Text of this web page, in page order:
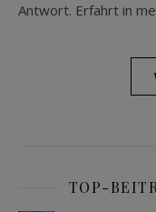
Antwort. Erfahrt in
TOP-